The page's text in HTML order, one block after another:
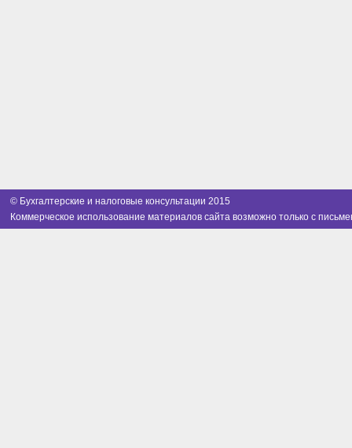
© Бухгалтерские и налоговые консультации 2015
Коммерческое использование материалов сайта возможно только с